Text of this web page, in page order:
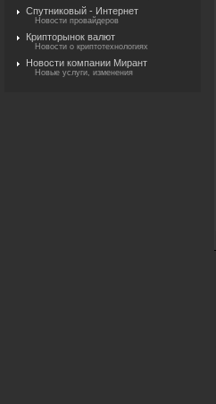
Спутниковый - Интернет
Новости провайдеров
Крипторынок валют
Новости о криптотехнологиях
Новости компании Мирант
Новые услуги, изменения